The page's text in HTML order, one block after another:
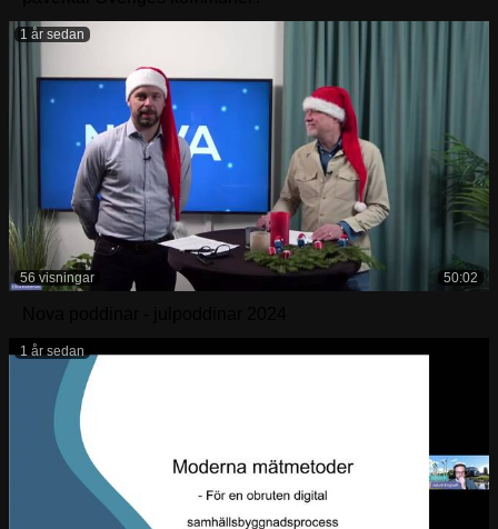
50:02
56 visningar
1 år sedan
1 år sedan